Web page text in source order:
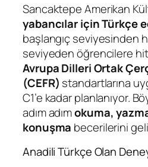
Sancaktepe Amerikan
yabancılar için Türkçe
başlangıç seviyesinden
seviyeden öğrencilere
Avrupa Dilleri Ortak
(CEFR) standartlarına
C1’e kadar planlanıyor.
adım adımokuma,
konuşma becerilerini
Anadili Türkçe Olan